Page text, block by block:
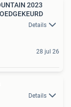
2023
Details
28 jul 26
Details